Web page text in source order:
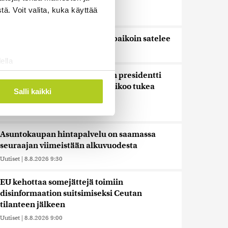
Voit valita, kuka käyttää
. Voit muuttaa
alan
tietoja muihin tietoihin, joita
siirtää ulkomaille.
Salli kaikki
paljastaa uutta tutkijoille
Uutiset | 8.8.2026 10:30
Tänään on pääosin poutaista, paikoin satelee
Kolumbian uusi oikeistolainen presidentti
astui virkaansa – Yhdysvallat aikoo tukea
Asuntokaupan hintapalvelu on saamassa
seuraajan viimeistään alkuvuodesta
Uutiset | 8.8.2026 9:30
EU kehottaa somejättejä toimiin
disinformaation suitsimiseksi Ceutan
tilanteen jälkeen
Uutiset | 8.8.2026 9:00